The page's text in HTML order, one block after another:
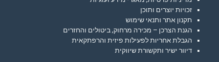
זכויות יוצרים ותוכן
תקנון אתר ותנאי שימוש
הגנת הצרכן – מכירה מרחוק, ביטולים והחזרים
הגבלת אחריות לפעילות פיזית והרפתקאית
דיוור ישיר ותקשורת שיווקית